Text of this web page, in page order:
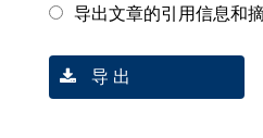
导出文章的引用信息和
导 出